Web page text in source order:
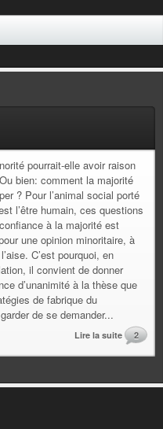
pourrait-elle avoir raison
bien: comment la majorité
? Pour l’animal social porté
l’être humain, ces questions
à la majorité est
une opinion minoritaire, à
C’est pourquoi, en
il convient de donner
d’unanimité à la thèse que
de fabrique du
de se demander...
Lire la suite 2